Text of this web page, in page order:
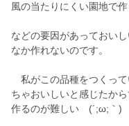
風の当たりにくい園地で作
などの要因があっておい
なか作れないのです。
私がこの品種をつくって
ちゃおいしいと感じたか
作るのが難しい (´;ω;｀)